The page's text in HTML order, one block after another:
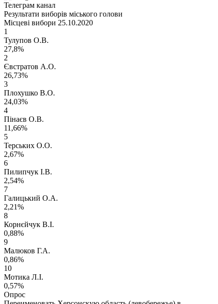
Телеграм канал
Результати виборів міського голови
Місцеві вибори 25.10.2020
1
Тулупов О.В.
27,8%
2
Євстратов А.О.
26,73%
3
Плохушко В.О.
24,03%
4
Пінаєв О.В.
11,66%
5
Терських О.О.
2,67%
6
Пилипчук І.В.
2,54%
7
Галицький О.А.
2,21%
8
Корнєйчук В.І.
0,88%
9
Малюков Г.А.
0,86%
10
Мотика Л.І.
0,57%
Опрос